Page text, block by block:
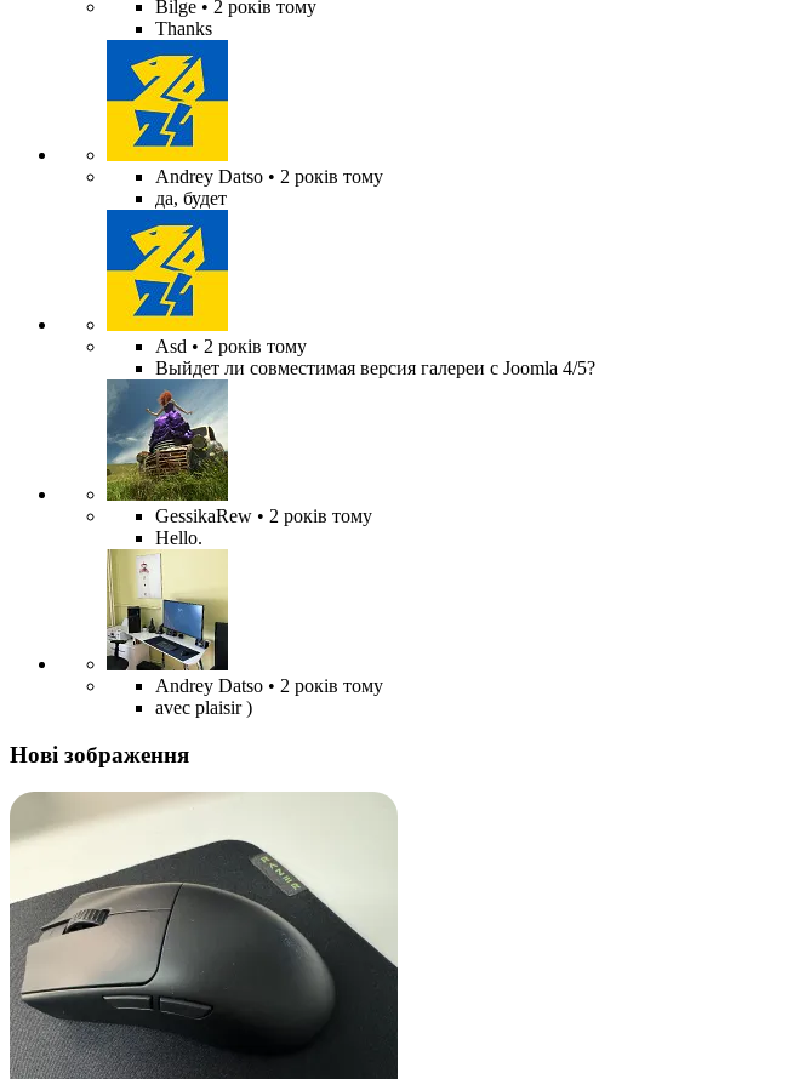
Bilge • 2 років тому
Thanks
Andrey Datso • 2 років тому
да, будет
Asd • 2 років тому
Выйдет ли совместимая версия галереи с Joomla 4/5?
GessikaRew • 2 років тому
Hello.
Andrey Datso • 2 років тому
avec plaisir )
Нові зображення